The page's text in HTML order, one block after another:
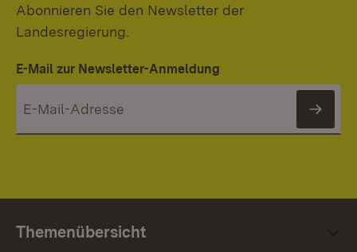
Abonnieren Sie den Newsletter der
Landesregierung.
E-Mail zur Newsletter-Anmeldung
Themenübersicht